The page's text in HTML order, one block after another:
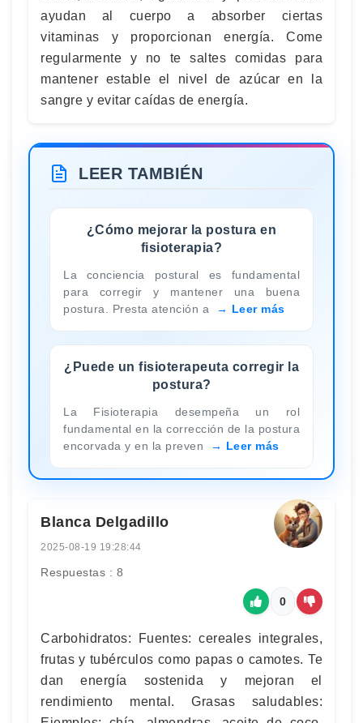
ayudan al cuerpo a absorber ciertas
vitaminas y proporcionan energía. Come
regularmente y no te saltes comidas para
mantener estable el nivel de azúcar en la
sangre y evitar caídas de energía.
LEER TAMBIÉN
¿Cómo mejorar la postura en
fisioterapia?
La conciencia postural es fundamental
para corregir y mantener una buena
postura. Presta atención a
Leer más
¿Puede un fisioterapeuta corregir la
postura?
La Fisioterapia desempeña un rol
fundamental en la corrección de la postura
encorvada y en la preven
Leer más
Blanca Delgadillo
2025-08-19 19:28:44
Respuestas : 8
0
Carbohidratos: Fuentes: cereales integrales,
frutas y tubérculos como papas o camotes. Te
dan energía sostenida y mejoran el
rendimiento mental. Grasas saludables: